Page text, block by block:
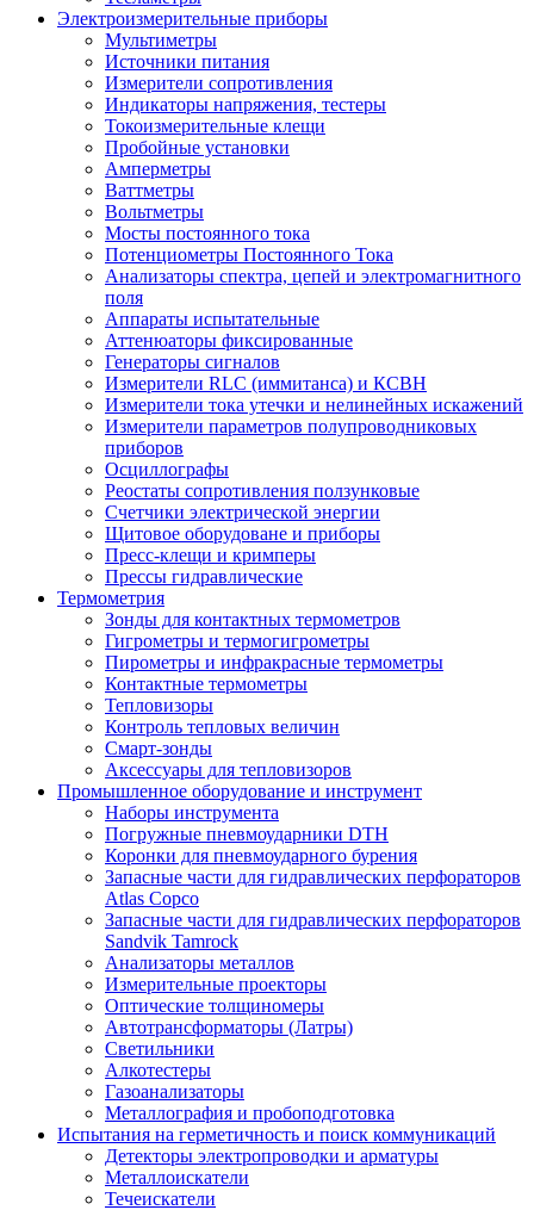
Электроизмерительные приборы
Мультиметры
Источники питания
Измерители сопротивления
Индикаторы напряжения, тестеры
Токоизмерительные клещи
Пробойные установки
Амперметры
Ваттметры
Вольтметры
Мосты постоянного тока
Потенциометры Постоянного Тока
Анализаторы спектра, цепей и электромагнитного
поля
Аппараты испытательные
Аттенюаторы фиксированные
Генераторы сигналов
Измерители RLC (иммитанса) и КСВН
Измерители тока утечки и нелинейных искажений
Измерители параметров полупроводниковых
приборов
Осциллографы
Реостаты сопротивления ползунковые
Счетчики электрической энергии
Щитовое оборудоване и приборы
Пресс-клещи и кримперы
Прессы гидравлические
Термометрия
Зонды для контактных термометров
Гигрометры и термогигрометры
Пирометры и инфракрасные термометры
Контактные термометры
Тепловизоры
Контроль тепловых величин
Смарт-зонды
Аксессуары для тепловизоров
Промышленное оборудование и инструмент
Наборы инструмента
Погружные пневмоударники DTH
Коронки для пневмоударного бурения
Запасные части для гидравлических перфораторов
Atlas Copco
Запасные части для гидравлических перфораторов
Sandvik Tamrock
Анализаторы металлов
Измерительные проекторы
Оптические толщиномеры
Автотрансформаторы (Латры)
Светильники
Алкотестеры
Газоанализаторы
Металлография и пробоподготовка
Испытания на герметичность и поиск коммуникаций
Детекторы электропроводки и арматуры
Металлоискатели
Течеискатели